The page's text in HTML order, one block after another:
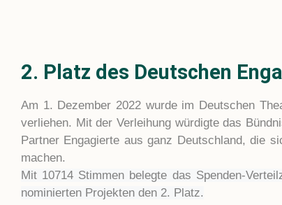
2. Platz des Deutschen
Am 1. Dezember 2022 wurde im Deutschen
verliehen. Mit der Verleihung würdigte das
Partner Engagierte aus ganz Deutschland, die
machen.
Mit 10714 Stimmen belegte das Spenden-
nominierten Projekten den 2. Platz.